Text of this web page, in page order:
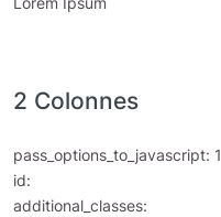
2 Colonnes
pass_options_to_javascript: 1
id:
additional_classes: